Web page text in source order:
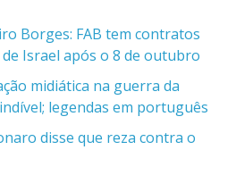
Borges: FAB tem contratos
Israel após o 8 de outubro
midiática na guerra da
legendas em português
disse que reza contra o